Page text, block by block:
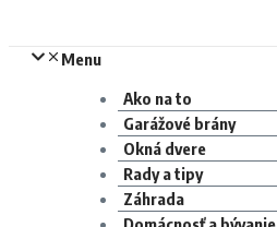
Menu
Ako na to
Garážové brány
Okná dvere
Rady a tipy
Záhrada